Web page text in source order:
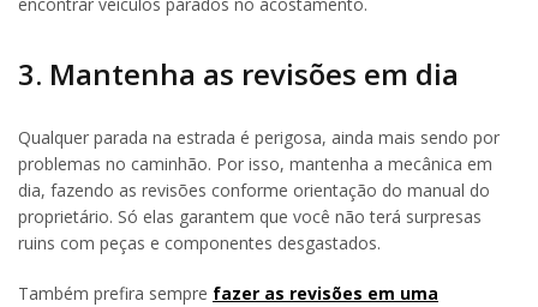
encontrar veículos parados no acostamento.
3. Mantenha as revisões em dia
Qualquer parada na estrada é perigosa, ainda mais sendo por
problemas no caminhão. Por isso, mantenha a mecânica em
dia, fazendo as revisões conforme orientação do manual do
proprietário. Só elas garantem que você não terá surpresas
ruins com peças e componentes desgastados.
Também prefira sempre fazer as revisões em uma